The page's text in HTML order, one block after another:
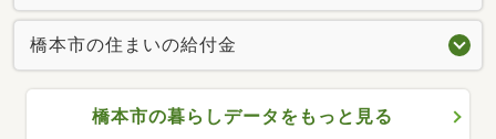
橋本市の住まいの給付金
橋本市の暮らしデータをもっと見る